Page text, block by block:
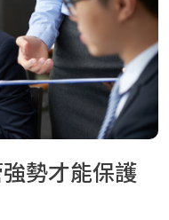
勢才能保護